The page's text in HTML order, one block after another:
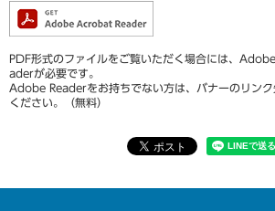
PDF形式のファイルをご覧いただく場合には、
aderが必要です。
Adobe Readerをお持ちでない方は、バナーのリンク
ください。（無料）